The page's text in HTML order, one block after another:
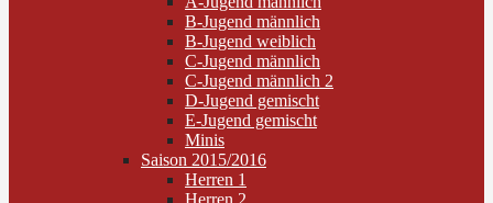
B-Jugend männlich
B-Jugend weiblich
C-Jugend männlich
C-Jugend männlich 2
D-Jugend gemischt
E-Jugend gemischt
Minis
Saison 2015/2016
Herren 1
Herren 2